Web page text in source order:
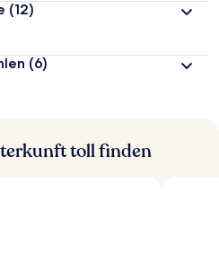
(12)
(6)
toll finden